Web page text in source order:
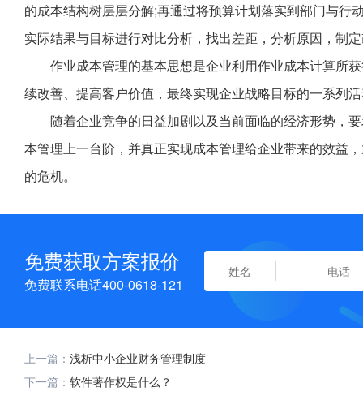
的成本结构树层层分解;再通过将预算计划落实到部门与
实际结果与目标进行对比分析，找出差距，分析原因，制
作业成本管理的基本思想是企业利用作业成本计算所
续改善、提高客户价值，最终实现企业战略目标的一系列
随着企业竞争的日益加剧以及当前面临的经济形势，
本管理上一台阶，并真正实现成本管理给企业带来的效益
的危机。
免费获取方案报价
免费联系电话400-0618-121
上一篇： 浅析中小企业财务管理制度
下一篇： 软件著作权是什么？